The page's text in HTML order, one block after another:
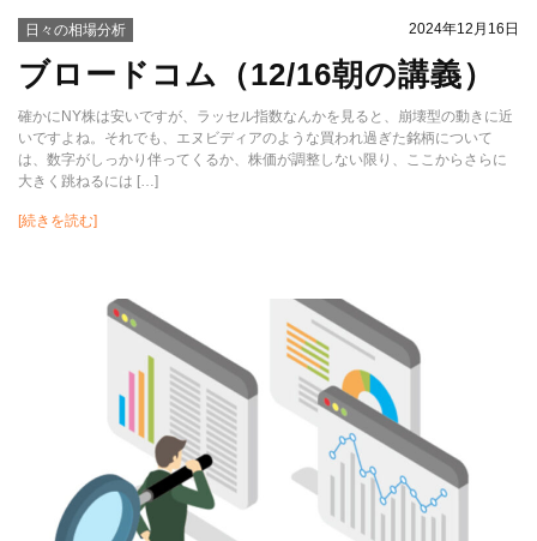
日々の相場分析 2024年12月16日
ブロードコム（12/16朝の講義）
確かにNY株は安いですが、ラッセル指数なんかを見ると、崩壊型の動きに近
いですよね。それでも、エヌビディアのような買われ過ぎた銘柄について
は、数字がしっかり伴ってくるか、株価が調整しない限り、ここからさらに
大きく跳ねるには […]
[続きを読む]